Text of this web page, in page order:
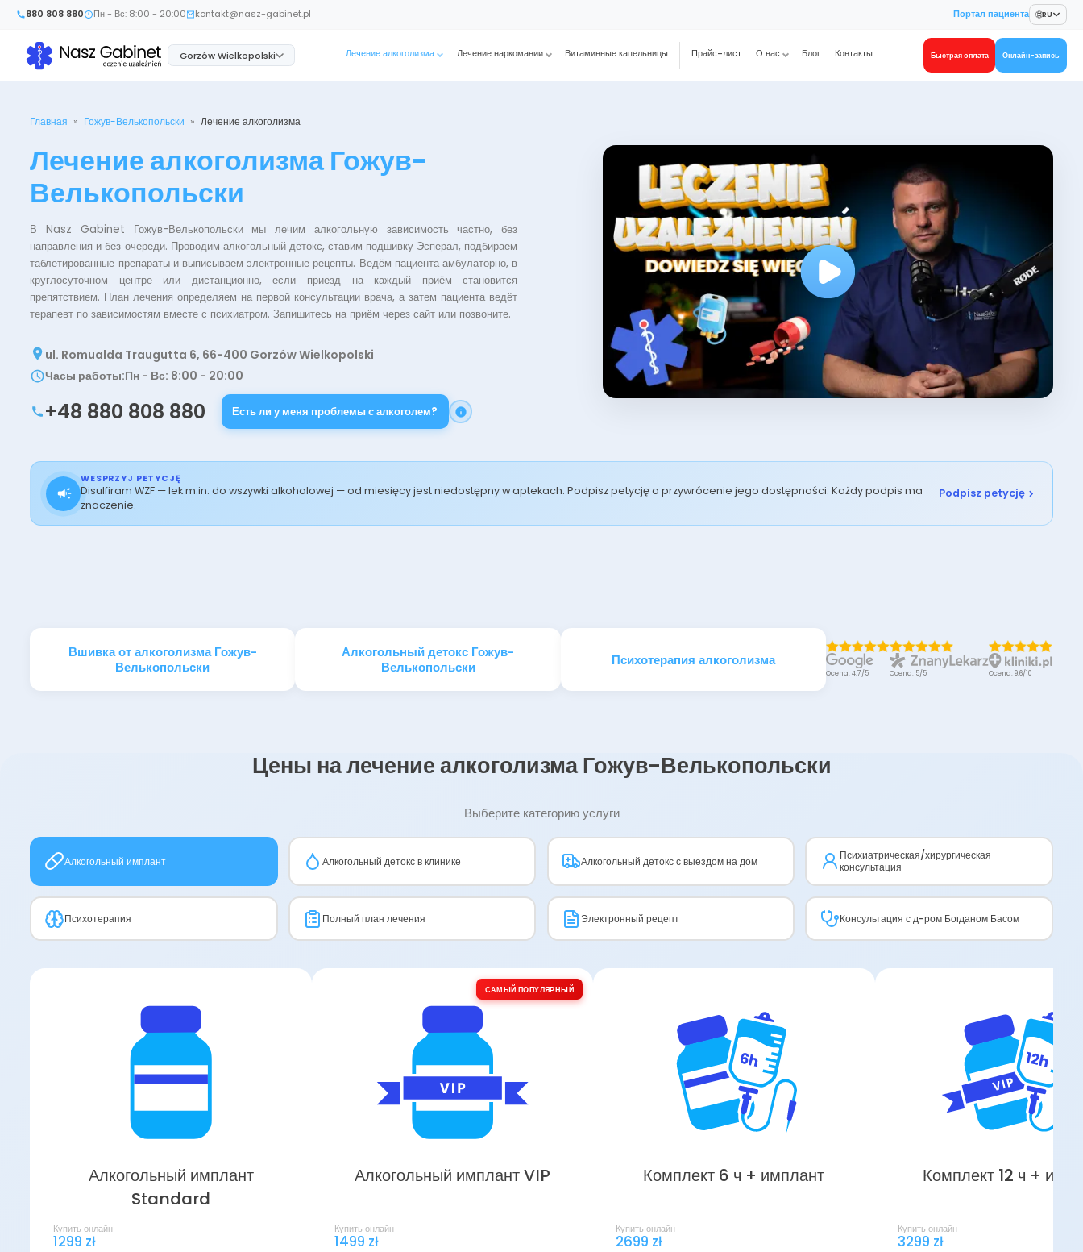
880 808 880 Пн - Вс: 8:00 - 20:00 kontakt@nasz-gabinet.pl Портал пациента 🌐RU
Gorzów Wielkopolski Лечение алкоголизма Лечение наркомании Витаминные капельницы Прайс-лист О нас Блог Контакты Быстрая оплата Онлайн-запись
Главная » Гожув-Велькопольски » Лечение алкоголизма
Лечение алкоголизма Гожув-
Велькопольски
В Nasz Gabinet Гожув-Велькопольски мы лечим алкогольную зависимость частно, без
направления и без очереди. Проводим алкогольный детокс, ставим подшивку Эсперал, подбираем
таблетированные препараты и выписываем электронные рецепты. Ведём пациента амбулаторно, в
круглосуточном центре или дистанционно, если приезд на каждый приём становится
препятствием. План лечения определяем на первой консультации врача, а затем пациента ведёт
терапевт по зависимостям вместе с психиатром. Запишитесь на приём через сайт или позвоните.
ul. Romualda Traugutta 6, 66-400 Gorzów Wielkopolski
Часы работы:Пн - Вс: 8:00 - 20:00
+48 880 808 880 Есть ли у меня проблемы с алкоголем?
WESPRZYJ PETYCJĘ
Disulfiram WZF — lek m.in. do wszywki alkoholowej — od miesięcy jest niedostępny w aptekach. Podpisz petycję o przywrócenie jego dostępności. Każdy podpis ma
znaczenie.
Podpisz petycję
Вшивка от алкоголизма Гожув-
Велькопольски
Алкогольный детокс Гожув-
Велькопольски
Психотерапия алкоголизма
Ocena: 4.7/5 Ocena: 5/5 Ocena: 9.6/10
Цены на лечение алкоголизма Гожув-Велькопольски
Выберите категорию услуги
Алкогольный имплант Алкогольный детокс в клинике Алкогольный детокс с выездом на дом
Психиатрическая/хирургическая
консультация
Психотерапия Полный план лечения Электронный рецепт Консультация с д-ром Богданом Басом
Алкогольный имплант
Standard
Купить онлайн
1299 zł
САМЫЙ ПОПУЛЯРНЫЙ
Алкогольный имплант VIP
Купить онлайн
1499 zł
Комплект 6 ч + имплант
Купить онлайн
2699 zł
Комплект 12 ч +
Купить онлайн
3299 zł